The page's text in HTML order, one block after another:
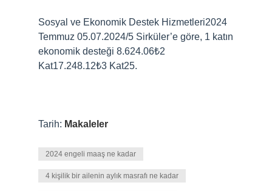
Sosyal ve Ekonomik Destek Hizmetleri2024
Temmuz 05.07.2024/5 Sirküler’e göre, 1 katın
ekonomik desteği 8.624.06₺2
Kat17.248.12₺3 Kat25.
Tarih: Makaleler
2024 engeli maaş ne kadar
4 kişilik bir ailenin aylık masrafı ne kadar